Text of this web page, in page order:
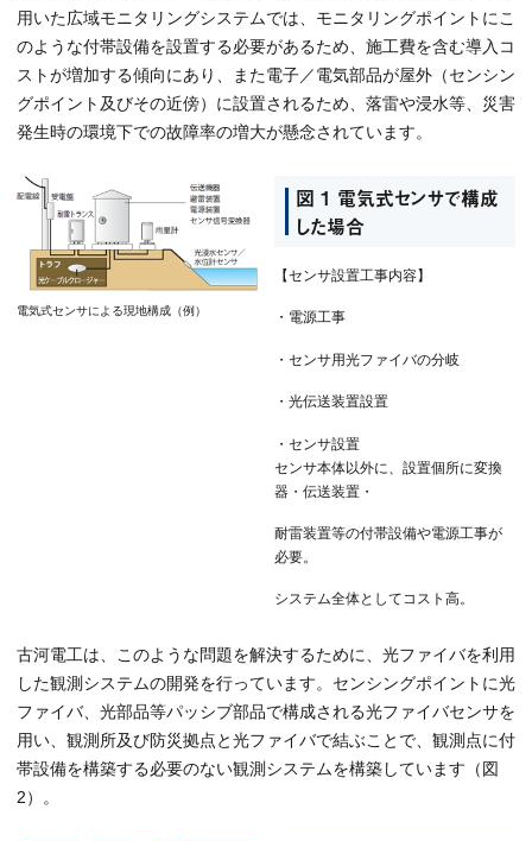
用いた広域モニタリングシステムでは、モニタリングポイントにこ
のような付帯設備を設置する必要があるため、施工費を含む導入コ
ストが増加する傾向にあり、また電子／電気部品が屋外（センシン
グポイント及びその近傍）に設置されるため、落雷や浸水等、災害
発生時の環境下での故障率の増大が懸念されています。
電気式センサによる現地構成（例）
図 1 電気式センサで構成
した場合
【センサ設置工事内容】
・電源工事
・センサ用光ファイバの分岐
・光伝送装置設置
・センサ設置
センサ本体以外に、設置個所に変換
器・伝送装置・
耐雷装置等の付帯設備や電源工事が
必要。
システム全体としてコスト高。
古河電工は、このような問題を解決するために、光ファイバを利用
した観測システムの開発を行っています。センシングポイントに光
ファイバ、光部品等パッシブ部品で構成される光ファイバセンサを
用い、観測所及び防災拠点と光ファイバで結ぶことで、観測点に付
帯設備を構築する必要のない観測システムを構築しています（図
2）。